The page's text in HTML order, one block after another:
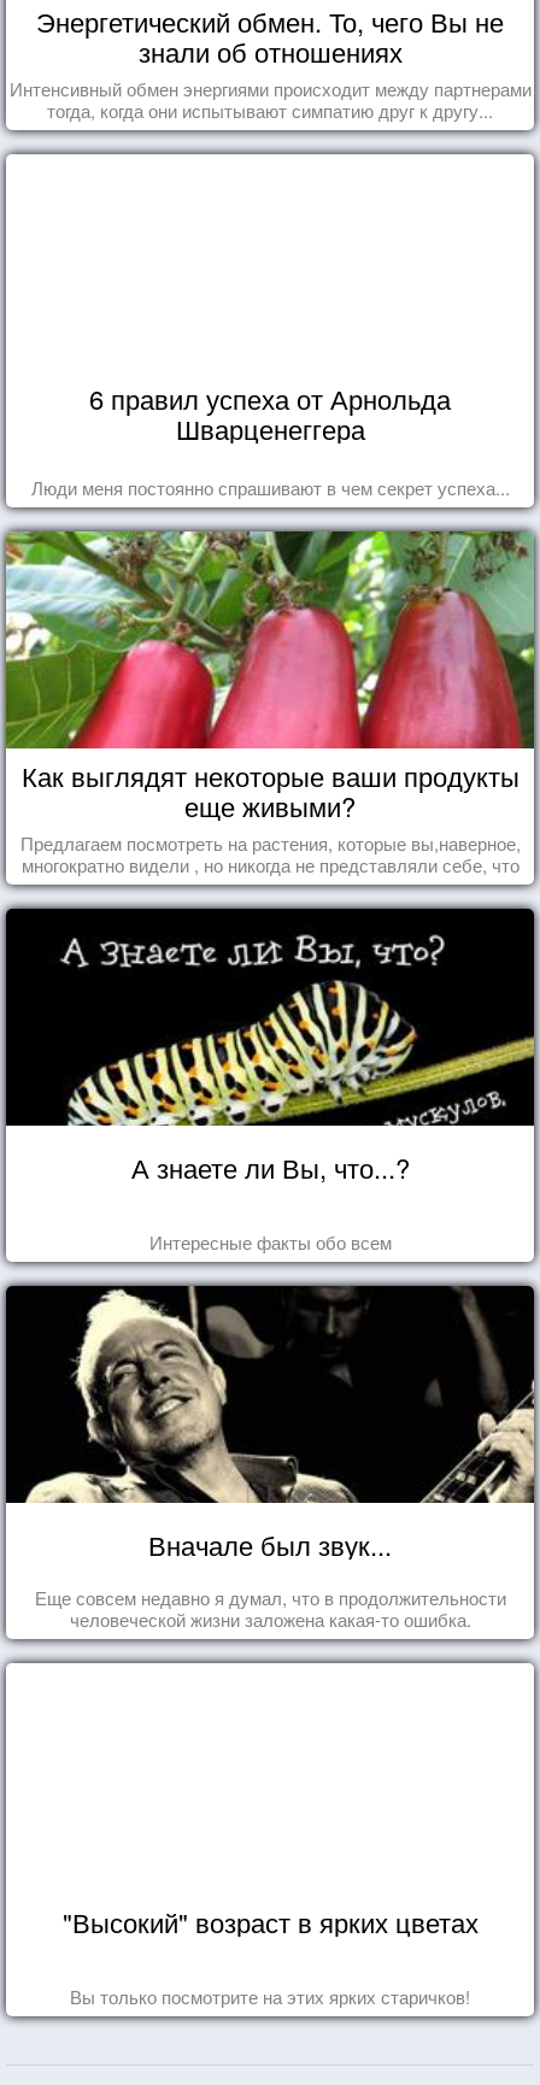
Энергетический обмен. То, чего Вы не
знали об отношениях
Интенсивный обмен энергиями происходит между партнерами
тогда, когда они испытывают симпатию друг к другу...
6 правил успеха от Арнольда
Шварценеггера
Люди меня постоянно спрашивают в чем секрет успеха...
Как выглядят некоторые ваши продукты
еще живыми?
Предлагаем посмотреть на растения, которые вы,наверное,
многократно видели , но никогда не представляли себе, что
употребляете их в пищу.
А знаете ли Вы, что...?
Интересные факты обо всем
Вначале был звук...
Еще совсем недавно я думал, что в продолжительности
человеческой жизни заложена какая-то ошибка.
"Высокий" возраст в ярких цветах
Вы только посмотрите на этих ярких старичков!